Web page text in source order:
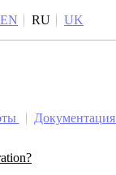
EN RU UK
Документация